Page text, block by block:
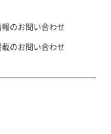
のお問い合わせ
のお問い合わせ